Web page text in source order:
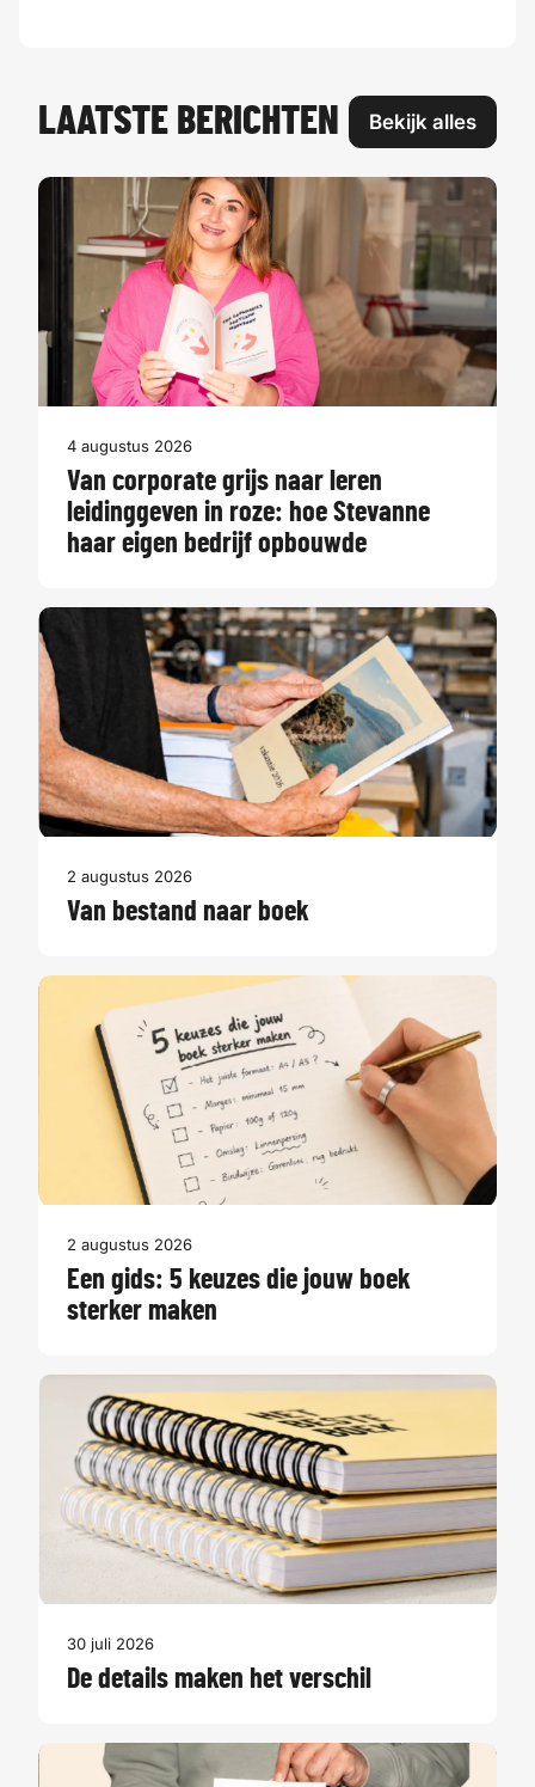
LAATSTE BERICHTEN Bekijk alles
4 augustus 2026
Van corporate grijs naar leren
leidinggeven in roze: hoe Stevanne
haar eigen bedrijf opbouwde
2 augustus 2026
Van bestand naar boek
2 augustus 2026
Een gids: 5 keuzes die jouw boek
sterker maken
30 juli 2026
De details maken het verschil